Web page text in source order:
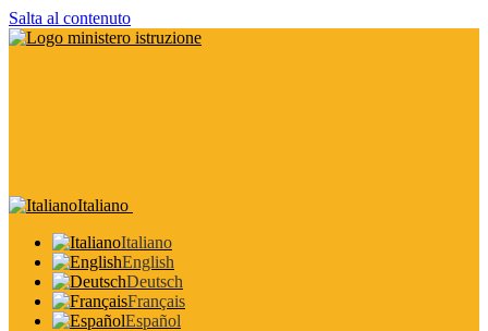
Salta al contenuto
Italiano
Italiano
English
Deutsch
Français
Español